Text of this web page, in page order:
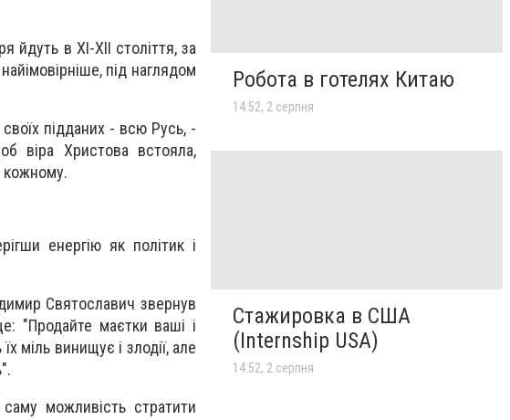
йдуть в XI-XII століття, за
під наглядом
підданих - всю Русь, -
віра Христова встояла,
кожному.
енергію як політик і
Святославич звернув
"Продайте маєтки ваші і
міль винищує і злодії, але
можливість стратити
Робота в готелях Китаю
14:52, 2 серпня
Стажировка в США
(Internship USA)
14:52, 2 серпня